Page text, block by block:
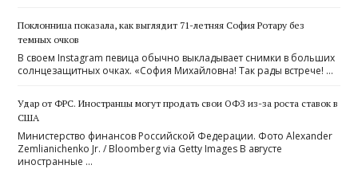
Поклонница показала, как выглядит 71-летняя София Ротару без
темных очков
В своем Instagram певица обычно выкладывает снимки в больших
солнцезащитных очках. «София Михайловна! Так рады встрече! …
Удар от ФРС. Иностранцы могут продать свои ОФЗ из-за роста ставок в
США
Министерство финансов Российской Федерации. Фото Alexander
Zemlianichenko Jr. / Bloomberg via Getty Images В августе
иностранные …